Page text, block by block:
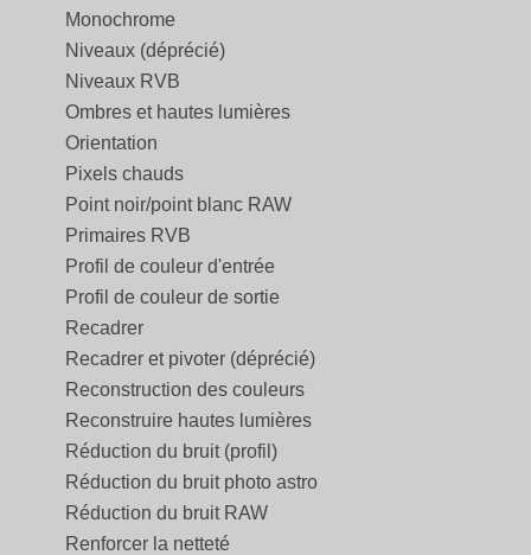
Monochrome
Niveaux (déprécié)
Niveaux RVB
Ombres et hautes lumières
Orientation
Pixels chauds
Point noir/point blanc RAW
Primaires RVB
Profil de couleur d'entrée
Profil de couleur de sortie
Recadrer
Recadrer et pivoter (déprécié)
Reconstruction des couleurs
Reconstruire hautes lumières
Réduction du bruit (profil)
Réduction du bruit photo astro
Réduction du bruit RAW
Renforcer la netteté